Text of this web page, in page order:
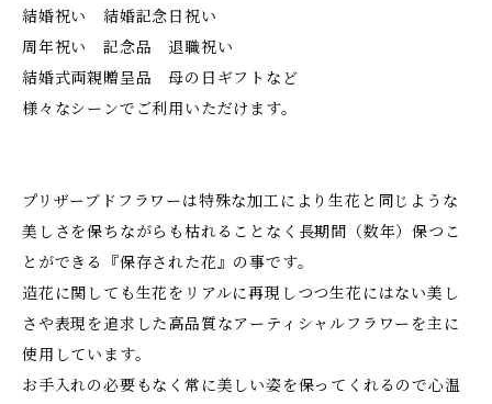
結婚祝い 結婚記念日祝い
周年祝い 記念品 退職祝い
結婚式両親贈呈品 母の日ギフトなど
様々なシーンでご利用いただけます。
プリザーブドフラワーは特殊な加工により生花と同じような
美しさを保ちながらも枯れることなく長期間（数年）保つこ
とができる『保存された花』の事です。
造花に関しても生花をリアルに再現しつつ生花にはない美し
さや表現を追求した高品質なアーティシャルフラワーを主に
使用しています。
お手入れの必要もなく常に美しい姿を保ってくれるので心温